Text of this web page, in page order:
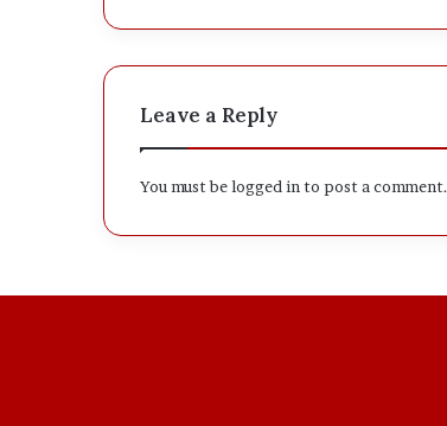
Leave a Reply
You must belogged in to post a comment.